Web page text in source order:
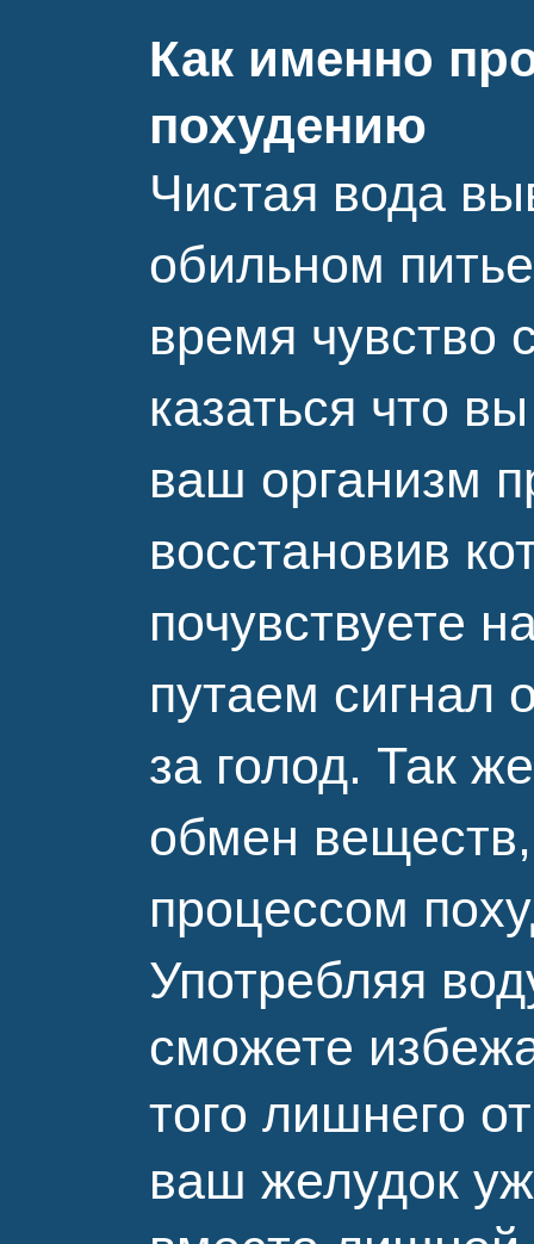
Как именно
похудению
Чистая вода
обильном
время чувство
казаться что
ваш организм
восстановив
почувствуете
путаем сигнал
за голод. Так
обмен
процессом
Употребляя
сможете
того лишнего
ваш желудок